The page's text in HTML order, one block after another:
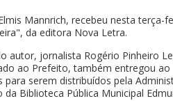
Mannrich, recebeu nesta terça-
da editora Nova Letra.
autor, jornalista Rogério Pinheiro
ao Prefeito, também entregou ao
serem distribuídos pela
Biblioteca Pública Municipal